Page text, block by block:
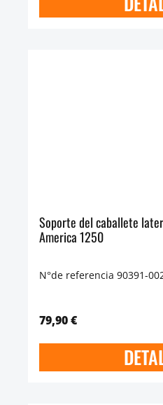
Soporte del caballete
America 1250
N°de referencia 90391-
79,90 €